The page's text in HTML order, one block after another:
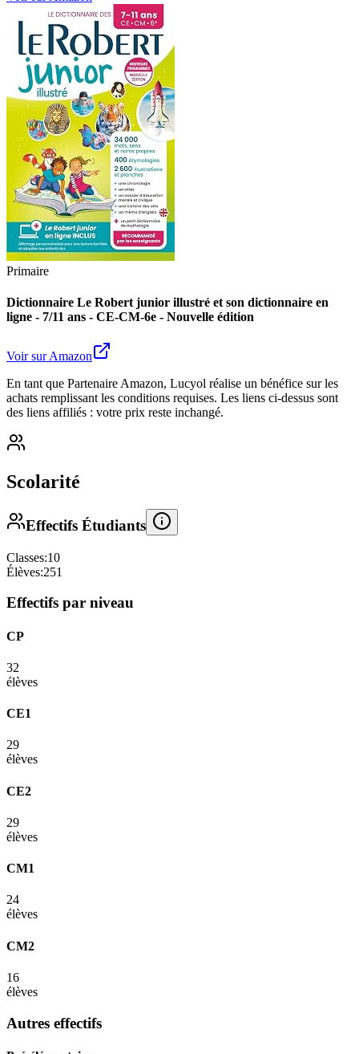
Primaire
Dictionnaire Le Robert junior illustré et son dictionnaire en
ligne - 7/11 ans - CE-CM-6e - Nouvelle édition
Voir sur Amazon
En tant que Partenaire Amazon, Lucyol réalise un bénéfice sur les
achats remplissant les conditions requises. Les liens ci-dessus sont
des liens affiliés : votre prix reste inchangé.
Scolarité
Effectifs Étudiants
Classes:10
Élèves:251
Effectifs par niveau
CP
32
élèves
CE1
29
élèves
CE2
29
élèves
CM1
24
élèves
CM2
16
élèves
Autres effectifs